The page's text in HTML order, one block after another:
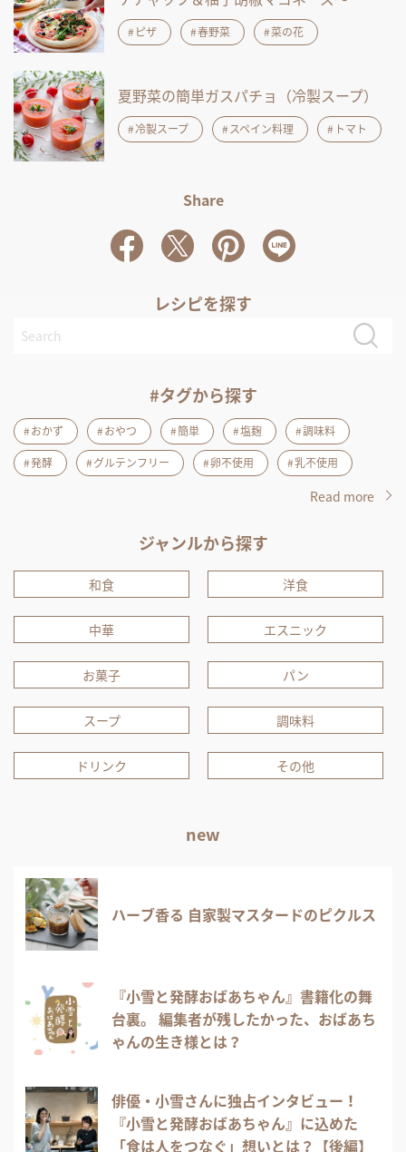
ピザ 春野菜 菜の花
夏野菜の簡単ガスパチョ（冷製スープ）
冷製スープ スペイン料理 トマト
Share
レシピを探す
#タグから探す
おかず おやつ 簡単 塩麹
調味料
発酵
グルテンフリー 卵不使用 乳不使用
Read more
ジャンルから探す
和食 洋食
中華 エスニック
お菓子 パン
スープ 調味料
ドリンク その他
new
ハーブ香る 自家製マスタードのピクルス
『小雪と発酵おばあちゃん』書籍化の舞
台裏。 編集者が残したかった、おばあち
ゃんの生き様とは？
俳優・小雪さんに独占インタビュー！
『小雪と発酵おばあちゃん』に込めた
「食は人をつなぐ」想いとは？【後編】